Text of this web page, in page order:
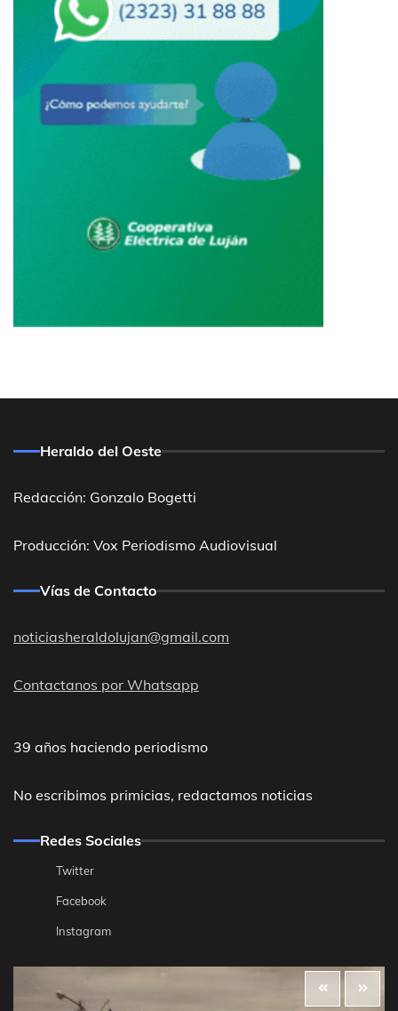
Heraldo del Oeste
Redacción: Gonzalo Bogetti
Producción: Vox Periodismo Audiovisual
Vías de Contacto
noticiasheraldolujan@gmail.com
Contactanos por Whatsapp
39 años haciendo periodismo
No escribimos primicias, redactamos noticias
Redes Sociales
Twitter
Facebook
Instagram